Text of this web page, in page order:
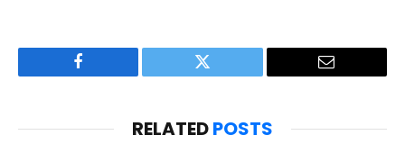
Facebook Twitter Email
RELATEDPOSTS